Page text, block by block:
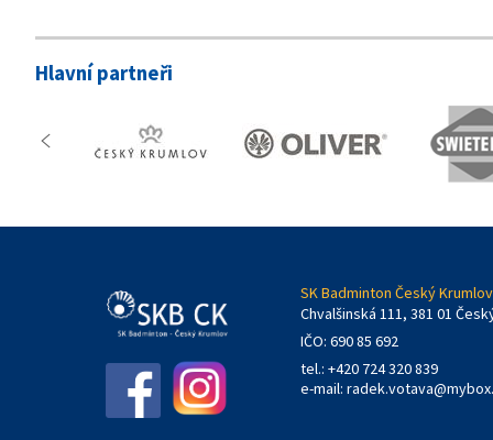
Hlavní partneři
SK Badminton Český
Chvalšinská 111, 381 01
IČO: 690 85 692
tel.: +420 724 320 839
e-mail: